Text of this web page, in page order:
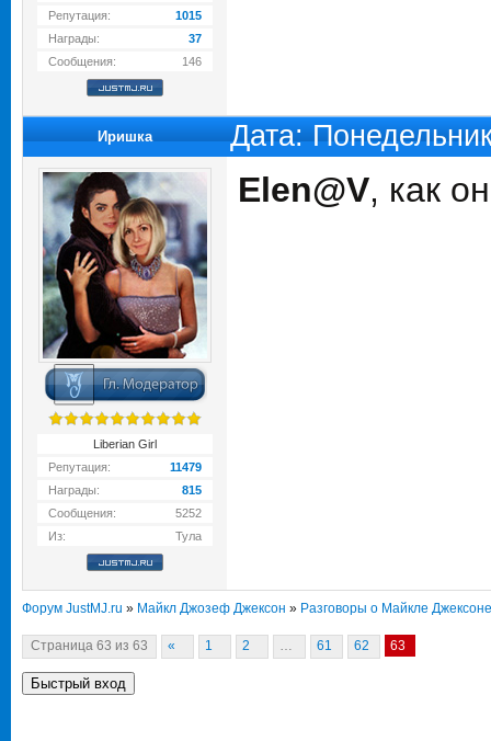
Репутация:
1015
Награды:
37
Сообщения:
146
Иришка Дата:
Liberian Girl
Репутация:
11479
Награды:
815
Сообщения:
5252
Из:
Тула
Elen@V, как
Форум JustMJ.ru » Майкл Джозеф Джексон » Разговоры о Майкле Джексоне
Страница 63 из 63 « 1 2 … 61 62 63